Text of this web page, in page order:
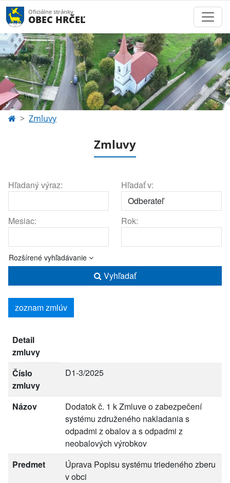
Oficiálne stránky
OBEC HRČEĽ
Zmluvy
Zmluvy
Hľadaný výraz: Hľadať v:
Mesiac: Rok:
Rozšírené vyhľadávanie
Vyhľadať
zoznam zmlúv
Detail
zmluvy
Číslo
zmluvy
D1-3/2025
Názov
Dodatok č. 1 k Zmluve o zabezpečení
systému združeného nakladania s
odpadmi z obalov a s odpadmi z
neobalových výrobkov
Predmet
Úprava Popisu systému triedeného zberu
v obci